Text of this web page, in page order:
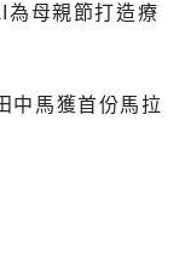
母親節打造療
馬獲首份馬拉